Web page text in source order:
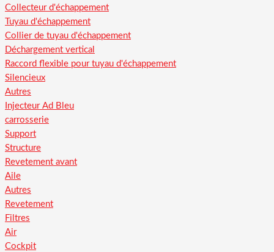
Collecteur d'échappement
Tuyau d'échappement
Collier de tuyau d'échappement
Déchargement vertical
Raccord flexible pour tuyau d'échappement
Silencieux
Autres
Injecteur Ad Bleu
carrosserie
Support
Structure
Revetement avant
Aile
Autres
Revetement
Filtres
Air
Cockpit